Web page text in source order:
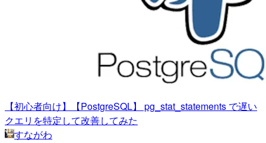
【初心者向け】【PostgreSQL】 pg_stat_statements で遅い
クエリを特定して改善してみた
すながわ